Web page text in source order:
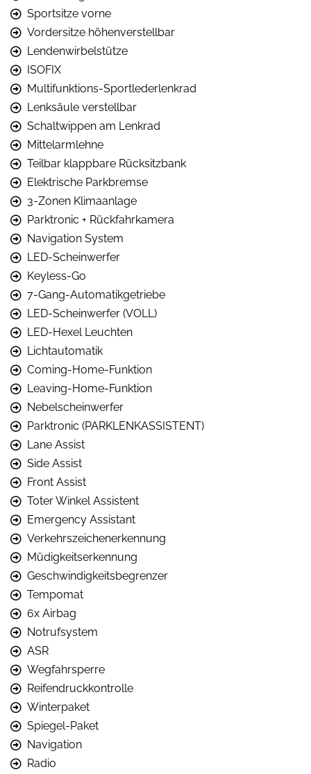
Sportsitze vorne
Vordersitze höhenverstellbar
Lendenwirbelstütze
ISOFIX
Multifunktions-Sportlederlenkrad
Lenksäule verstellbar
Schaltwippen am Lenkrad
Mittelarmlehne
Teilbar klappbare Rücksitzbank
Elektrische Parkbremse
3-Zonen Klimaanlage
Parktronic + Rückfahrkamera
Navigation System
LED-Scheinwerfer
Keyless-Go
7-Gang-Automatikgetriebe
LED-Scheinwerfer (VOLL)
LED-Hexel Leuchten
Lichtautomatik
Coming-Home-Funktion
Leaving-Home-Funktion
Nebelscheinwerfer
Parktronic (PARKLENKASSISTENT)
Lane Assist
Side Assist
Front Assist
Toter Winkel Assistent
Emergency Assistant
Verkehrszeichenerkennung
Müdigkeitserkennung
Geschwindigkeitsbegrenzer
Tempomat
6x Airbag
Notrufsystem
ASR
Wegfahrsperre
Reifendruckkontrolle
Winterpaket
Spiegel-Paket
Navigation
Radio